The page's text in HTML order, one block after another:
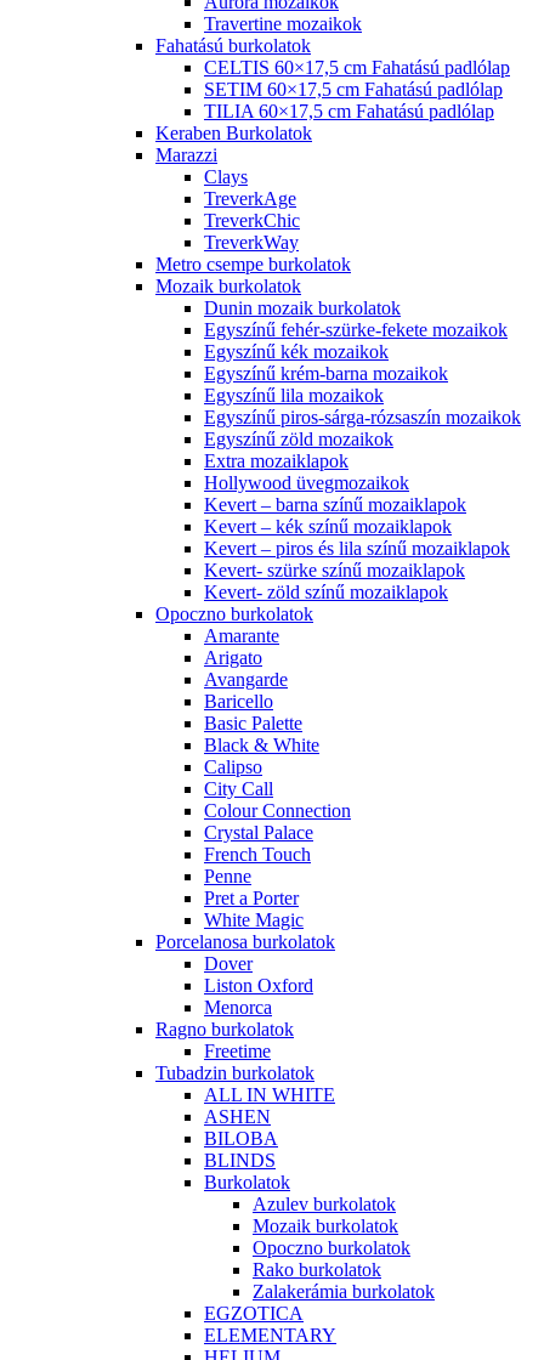
Travertine mozaikok
Fahatású burkolatok
CELTIS 60×17,5 cm Fahatású padlólap
SETIM 60×17,5 cm Fahatású padlólap
TILIA 60×17,5 cm Fahatású padlólap
Keraben Burkolatok
Marazzi
Clays
TreverkAge
TreverkChic
TreverkWay
Metro csempe burkolatok
Mozaik burkolatok
Dunin mozaik burkolatok
Egyszínű fehér-szürke-fekete mozaikok
Egyszínű kék mozaikok
Egyszínű krém-barna mozaikok
Egyszínű lila mozaikok
Egyszínű piros-sárga-rózsaszín mozaikok
Egyszínű zöld mozaikok
Extra mozaiklapok
Hollywood üvegmozaikok
Kevert – barna színű mozaiklapok
Kevert – kék színű mozaiklapok
Kevert – piros és lila színű mozaiklapok
Kevert- szürke színű mozaiklapok
Kevert- zöld színű mozaiklapok
Opoczno burkolatok
Amarante
Arigato
Avangarde
Baricello
Basic Palette
Black & White
Calipso
City Call
Colour Connection
Crystal Palace
French Touch
Penne
Pret a Porter
White Magic
Porcelanosa burkolatok
Dover
Liston Oxford
Menorca
Ragno burkolatok
Freetime
Tubadzin burkolatok
ALL IN WHITE
ASHEN
BILOBA
BLINDS
Burkolatok
Azulev burkolatok
Mozaik burkolatok
Opoczno burkolatok
Rako burkolatok
Zalakerámia burkolatok
EGZOTICA
ELEMENTARY